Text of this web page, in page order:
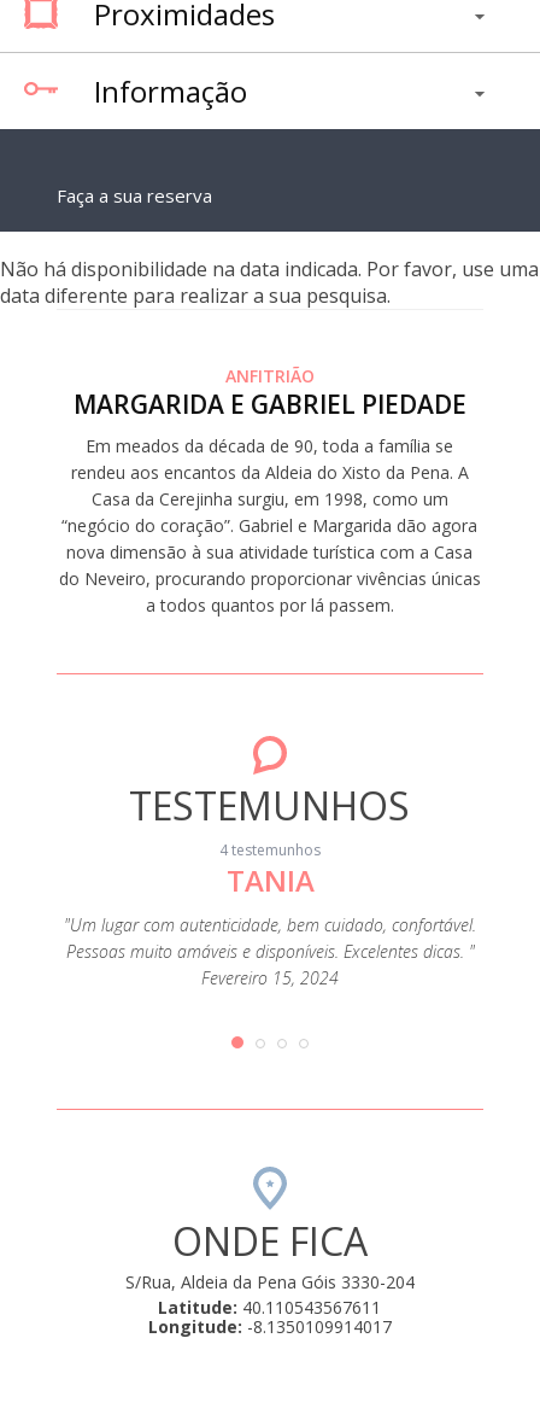
Proximidades
Informação
Faça a sua reserva
Não há disponibilidade na data indicada. Por favor, use uma
data diferente para realizar a sua pesquisa.
ANFITRIÃO
MARGARIDA E GABRIEL PIEDADE
Em meados da década de 90, toda a família se
rendeu aos encantos da Aldeia do Xisto da Pena. A
Casa da Cerejinha surgiu, em 1998, como um
“negócio do coração”. Gabriel e Margarida dão agora
nova dimensão à sua atividade turística com a Casa
do Neveiro, procurando proporcionar vivências únicas
a todos quantos por lá passem.
TESTEMUNHOS
4 testemunhos
TANIA
"Um lugar com autenticidade, bem cuidado, confortável.
Pessoas muito amáveis e disponíveis. Excelentes dicas. "
Fevereiro 15, 2024
ONDE FICA
S/Rua, Aldeia da Pena Góis 3330-204
Latitude: 40.110543567611
Longitude: -8.1350109914017